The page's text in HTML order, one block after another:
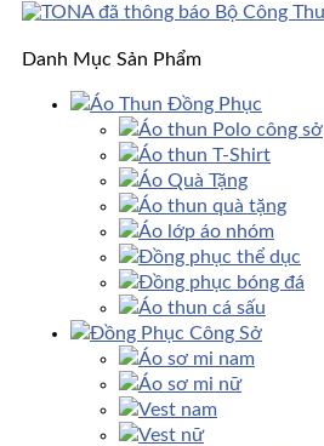
Danh Mục Sản Phẩm
Áo Thun Đồng Phục
Áo thun Polo công sở
Áo thun T-Shirt
Áo Quà Tặng
Áo thun quà tặng
Áo lớp áo nhóm
Đồng phục thể dục
Đồng phục bóng đá
Áo thun cá sấu
Đồng Phục Công Sở
Áo sơ mi nam
Áo sơ mi nữ
Vest nam
Vest nữ